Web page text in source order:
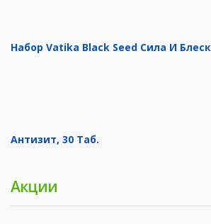
Набор Vatika Black Seed Сила И Блеск
Антизит, 30 Таб.
Акции